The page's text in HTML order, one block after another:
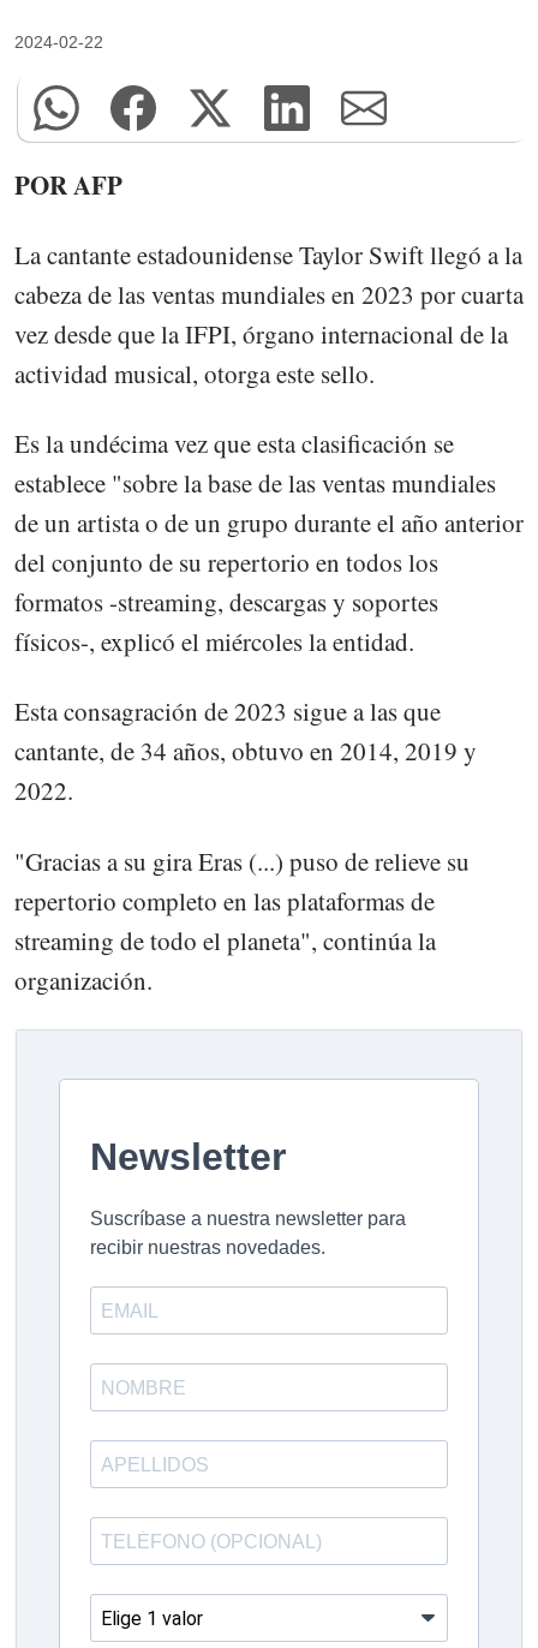
2024-02-22
POR AFP
La cantante estadounidense Taylor Swift llegó a la
cabeza de las ventas mundiales en 2023 por cuarta
vez desde que la IFPI, órgano internacional de la
actividad musical, otorga este sello.
Es la undécima vez que esta clasificación se
establece "sobre la base de las ventas mundiales
de un artista o de un grupo durante el año anterior
del conjunto de su repertorio en todos los
formatos -streaming, descargas y soportes
físicos-, explicó el miércoles la entidad.
Esta consagración de 2023 sigue a las que
cantante, de 34 años, obtuvo en 2014, 2019 y
2022.
"Gracias a su gira Eras (...) puso de relieve su
repertorio completo en las plataformas de
streaming de todo el planeta", continúa la
organización.